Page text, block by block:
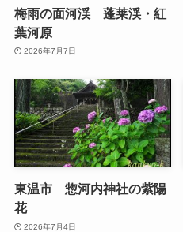
梅雨の面河渓 蓬莱渓・紅
葉河原
2026年7月7日
東温市 惣河内神社の紫陽
花
2026年7月4日